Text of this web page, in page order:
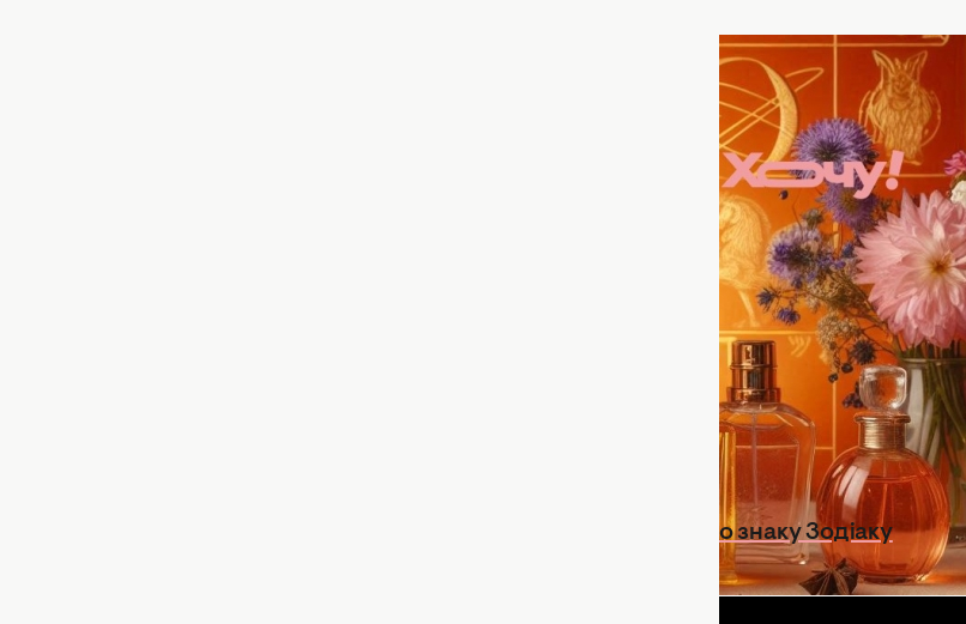
Які парфуми підходять для кожного знаку Зодіаку, фото створене ШІ для Хочу
Ці аромати притягнуть усе найкраще, що ви тільки захочете
У кожного знаку Зодіаку своя харизма, темперамент і характер. Відповідно,
різним людям підходять різні аромати. Та є такі, що не просто пасують до
стилю, а гармонійно поєднуються з чакрами. Раніше ми писали,як легко
, а тепер розкажемо, які парфуми притягнуть успіх.
Езотерики розповіли, які аромати притягнуть удачу, любов, гроші та
натхнення. Обирайте ноти парфумів, які бездоганно пасують до енергетики
вашого знаку Зодіаку. Користуйтеся ними і ловіть удачу за хвіст.
Зустрічаємо Криваву Повню жовтня: поради для кожного знаку Зодіаку